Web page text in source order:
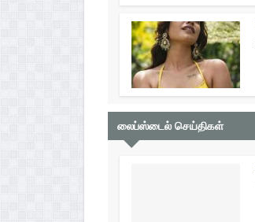
லைப்ஸ்டைல் செய்திகள்